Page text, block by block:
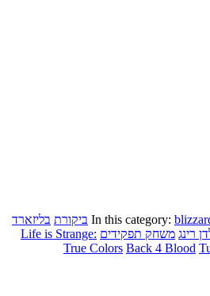
In this category: ביקורת בליזארד
רינג משחק תפקידים Life is Strange:
True Colors Back 4 Blood